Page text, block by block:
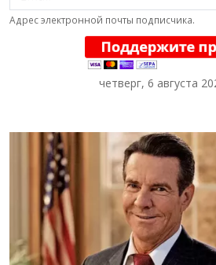
Адрес электронной почты подписчика.
четверг, 6 августа